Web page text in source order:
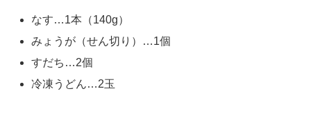
なす…1本（140g）
みょうが（せん切り）…1個
すだち…2個
冷凍うどん…2玉